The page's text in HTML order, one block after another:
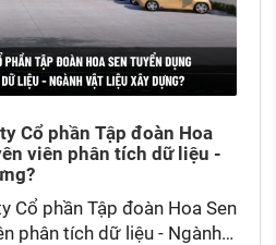
Cổ phần Tập đoàn Hoa
viên phân tích dữ liệu -
Cổ phần Tập đoàn Hoa Sen
phân tích dữ liệu - Ngành